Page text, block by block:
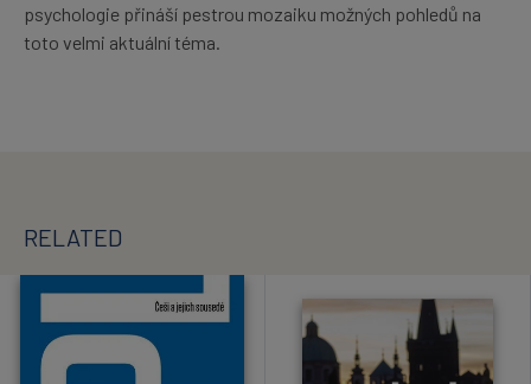
psychologie přináší pestrou mozaiku možných pohledů na
toto velmi aktuální téma.
RELATED